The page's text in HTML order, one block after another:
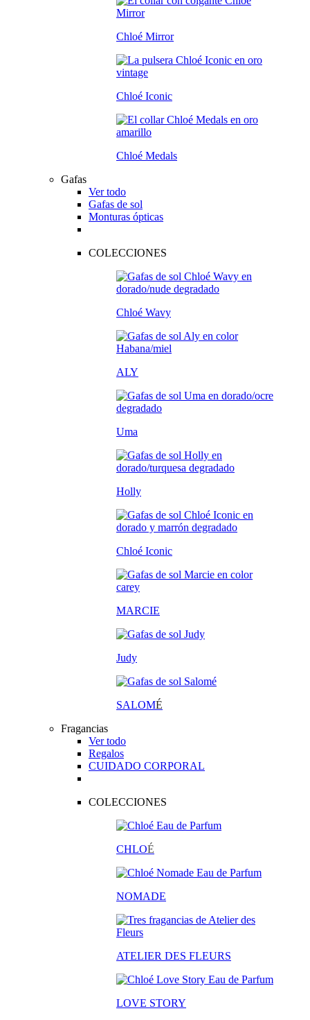
Chloé Mirror
Chloé Iconic
Chloé Medals
Gafas
Ver todo
Gafas de sol
Monturas ópticas
COLECCIONES
Chloé Wavy
ALY
Uma
Holly
Chloé Iconic
MARCIE
Judy
SALOMÉ
Fragancias
Ver todo
Regalos
CUIDADO CORPORAL
COLECCIONES
CHLOÉ
NOMADE
ATELIER DES FLEURS
LOVE STORY